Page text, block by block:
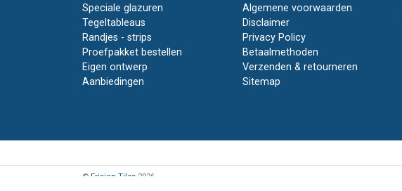
Speciale glazuren
Tegeltableaus
Randjes - strips
Proefpakket bestellen
Eigen ontwerp
Aanbiedingen
Algemene voorwaarden
Disclaimer
Privacy Policy
Betaalmethoden
Verzenden & retourneren
Sitemap
© Frisian Tiles 2026